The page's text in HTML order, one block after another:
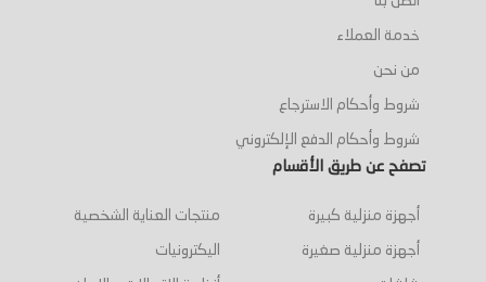
خدمة العملاء
من نحن
شروط وأحكام الاسترجاع
شروط وأحكام الدفع الإلكتروني
تصفح عن طريق الأقسام
أجهزة منزلية كبيرة
أجهزة منزلية صغيرة
منتجات العناية الشخصية
اليكترونيات